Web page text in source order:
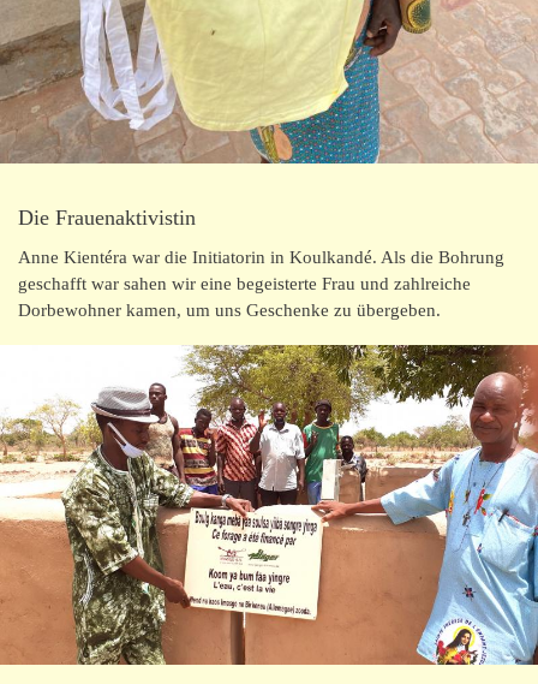
Die Frauenaktivistin
Anne Kientéra war die Initiatorin in Koulkandé. Als die Bohrung
geschafft war sahen wir eine begeisterte Frau und zahlreiche
Dorbewohner kamen, um uns Geschenke zu übergeben.